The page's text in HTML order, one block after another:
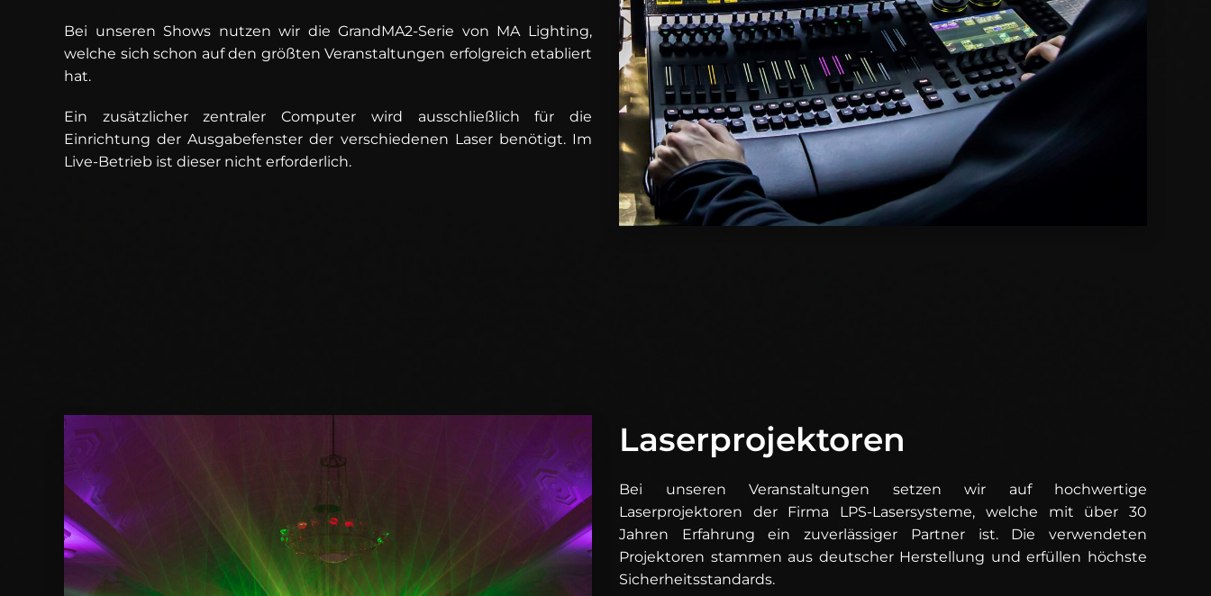
Bei unseren Shows nutzen wir die GrandMA2-Serie von MA Lighting,
welche sich schon auf den größten Veranstaltungen erfolgreich etabliert
hat.
Ein zusätzlicher zentraler Computer wird ausschließlich für die
Einrichtung der Ausgabefenster der verschiedenen Laser benötigt. Im
Live-Betrieb ist dieser nicht erforderlich.
Laserprojektoren
Bei unseren Veranstaltungen setzen wir auf hochwertige
Laserprojektoren der Firma LPS-Lasersysteme, welche mit über 30
Jahren Erfahrung ein zuverlässiger Partner ist. Die verwendeten
Projektoren stammen aus deutscher Herstellung und erfüllen höchste
Sicherheitsstandards.